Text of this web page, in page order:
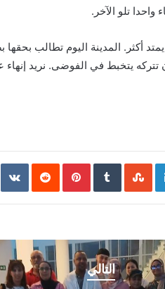
تلو الآخر.
أكثر. المدينة اليوم تطالب
تتركه يتخبط في الفوضى. نريد
LinkedIn
‏StumbleUpon
‏Tumblr
Pinterest
‏Reddit
‏VKontakte
التالي